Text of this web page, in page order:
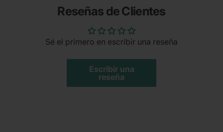
Reseñas de Clientes
Sé el primero en escribir una reseña
Escribir una
reseña